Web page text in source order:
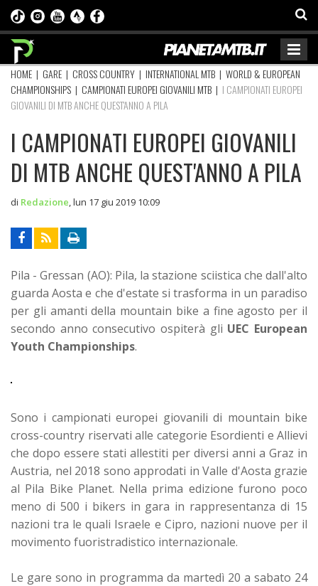
HOME | GARE | CROSS COUNTRY | INTERNATIONAL MTB | WORLD & EUROPEAN
CHAMPIONSHIPS | CAMPIONATI EUROPEI GIOVANILI MTB | I CAMPIONATI EUROPEI
GIOVANILI DI MTB ANCHE QUEST'ANNO A PILA
I CAMPIONATI EUROPEI GIOVANILI
DI MTB ANCHE QUEST'ANNO A PILA
di Redazione lun 17 giu 2019 10:09
Pila - Gressan (AO): Pila, la stazione sciistica che dall'alto
guarda Aosta e che d'estate si trasforma in un paradiso
per gli amanti della mountain bike a fine agosto per il
secondo anno consecutivo ospiterà gli UEC European
Youth Championships.
Sono i campionati europei giovanili di mountain bike
cross-country riservati alle categorie Esordienti e Allievi
che dopo essere stati allestiti per diversi anni a Graz in
Austria, nel 2018 sono approdati in Valle d'Aosta grazie
al Pila Bike Planet. Nella prima edizione furono poco
meno di 500 i bikers in gara in rappresentanza di 15
nazioni tra le quali Israele e Cipro, nazioni nuove per il
movimento fuoristradistico internazionale.
Le gare sono in programma da martedì 20 a sabato 24